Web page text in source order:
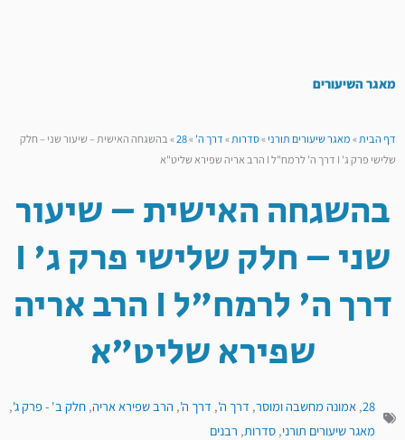
מאגר השיעורים
דף הבית»מאגר שיעורים תורני»סדרות»דרך ה'»
28
»בהשגחה האישית – שיעור שני – חלק
שלישי פרק ג' I דרך ה' לרמח"ל I הרב אריה שפירא שליט"א
בהשגחה האישית – שיעור
שני – חלק שלישי פרק ג' I
דרך ה' לרמח"ל I הרב אריה
שפירא שליט"א
28
, אמונה מחשבה ומוסר, דרך ה', דרך ה', הרב שפירא אריה, חלק ב' - פרק ג',
מאגר שיעורים תורני, סדרות, רבנים